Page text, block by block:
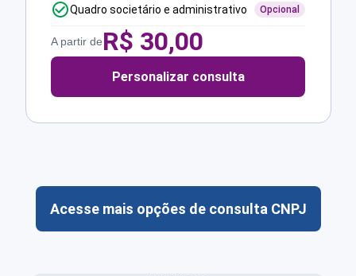
Quadro societário e administrativo Opcional
A partir deR$ 30,00
Personalizar consulta
Acesse mais opções de consulta CNPJ